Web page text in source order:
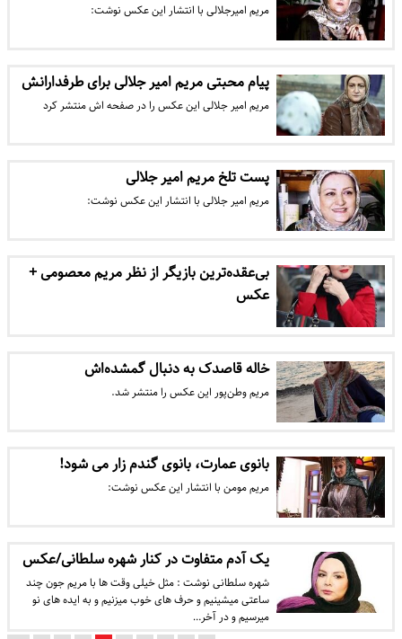
مریم امیرجلالی با انتشار این عکس نوشت:
پیام محبتی مریم امیر جلالی برای طرفدارانش
مریم امیر جلالی این عکس را در صفحه اش منتشر کرد
پست تلخ مریم امیر جلالی
مریم امیر جلالی با انتشار این عکس نوشت:
بی‌عقده‌ترین بازیگر از نظر مریم معصومی +
عکس
خاله قاصدک به دنبال گمشده‌اش
مریم وطن‌پور این عکس را منتشر شد.
بانوی عمارت، بانوی گندم زار می شود!
مریم مومن با انتشار این عکس نوشت:
یک آدم متفاوت در کنار شهره سلطانی/عکس
شهره سلطانی نوشت : مثل خیلی وقت ها با مریم جون چند
ساعتی میشینیم و حرف های خوب میزنیم و به ایده های نو
میرسیم و در آخر…